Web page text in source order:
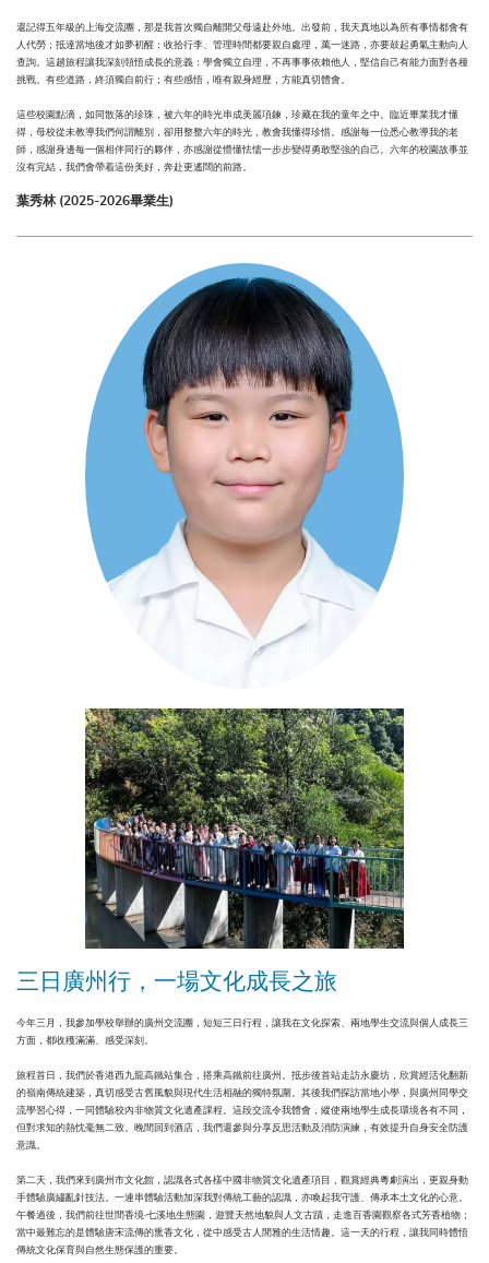
還記得五年級的上海交流團，那是我首次獨自離開父母遠赴外地。出發前，我天真地以為所有事情都會有
人代勞；抵達當地後才如夢初醒：收拾行李、管理時間都要親自處理，萬一迷路，亦要鼓起勇氣主動向人
查詢。這趟旅程讓我深刻領悟成長的意義：學會獨立自理，不再事事依賴他人，堅信自己有能力面對各種
挑戰。有些道路，終須獨自前行；有些感悟，唯有親身經歷，方能真切體會。
這些校園點滴，如同散落的珍珠，被六年的時光串成美麗項鍊，珍藏在我的童年之中。臨近畢業我才懂
得，母校從未教導我們何謂離別，卻用整整六年的時光，教會我懂得珍惜。感謝每一位悉心教導我的老
師，感謝身邊每一個相伴同行的夥伴，亦感謝從懵懂怯懦一步步變得勇敢堅強的自己。六年的校園故事並
沒有完結，我們會帶着這份美好，奔赴更遙闊的前路。
葉秀林 (2025-2026畢業生)
三日廣州行，一場文化成長之旅
今年三月，我參加學校舉辦的廣州交流團，短短三日行程，讓我在文化探索、兩地學生交流與個人成長三
方面，都收穫滿滿、感受深刻。
旅程首日，我們於香港西九龍高鐵站集合，搭乘高鐵前往廣州。抵步後首站走訪永慶坊，欣賞經活化翻新
的嶺南傳統建築，真切感受古舊風貌與現代生活相融的獨特氛圍。其後我們探訪當地小學，與廣州同學交
流學習心得，一同體驗校內非物質文化遺產課程。這段交流令我體會，縱使兩地學生成長環境各有不同，
但對求知的熱忱毫無二致。晚間回到酒店，我們還參與分享反思活動及消防演練，有效提升自身安全防護
意識。
第二天，我們來到廣州市文化館，認識各式各樣中國非物質文化遺產項目，觀賞經典粵劇演出，更親身動
手體驗廣繡亂針技法。一連串體驗活動加深我對傳統工藝的認識，亦喚起我守護、傳承本土文化的心意。
午餐過後，我們前往世間香境·七溪地生態園，遊覽天然地貌與人文古蹟，走進百香園觀察各式芳香植物；
當中最難忘的是體驗唐宋流傳的熏香文化，從中感受古人閒雅的生活情趣。這一天的行程，讓我同時體悟
傳統文化保育與自然生態保護的重要。